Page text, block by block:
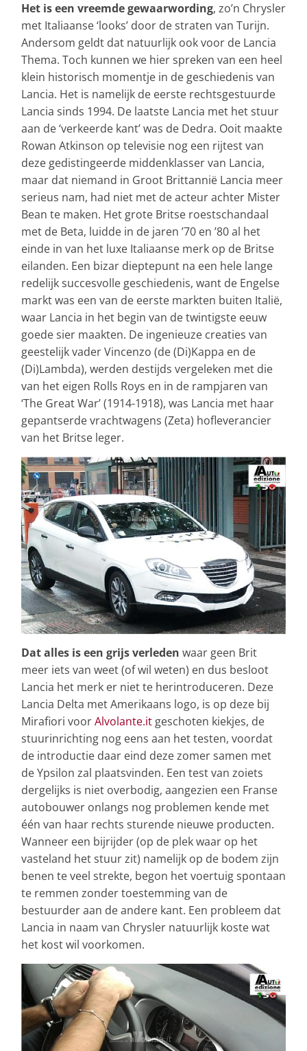
Het is een vreemde gewaarwording, zo’n Chrysler
met Italiaanse ‘looks’ door de straten van Turijn.
Andersom geldt dat natuurlijk ook voor de Lancia
Thema. Toch kunnen we hier spreken van een heel
klein historisch momentje in de geschiedenis van
Lancia. Het is namelijk de eerste rechtsgestuurde
Lancia sinds 1994. De laatste Lancia met het stuur
aan de ‘verkeerde kant’ was de Dedra. Ooit maakte
Rowan Atkinson op televisie nog een rijtest van
deze gedistingeerde middenklasser van Lancia,
maar dat niemand in Groot Brittannië Lancia meer
serieus nam, had niet met de acteur achter Mister
Bean te maken. Het grote Britse roestschandaal
met de Beta, luidde in de jaren ’70 en ’80 al het
einde in van het luxe Italiaanse merk op de Britse
eilanden. Een bizar dieptepunt na een hele lange
redelijk succesvolle geschiedenis, want de Engelse
markt was een van de eerste markten buiten Italië,
waar Lancia in het begin van de twintigste eeuw
goede sier maakten. De ingenieuze creaties van
geestelijk vader Vincenzo (de (Di)Kappa en de
(Di)Lambda), werden destijds vergeleken met die
van het eigen Rolls Roys en in de rampjaren van
‘The Great War’ (1914-1918), was Lancia met haar
gepantserde vrachtwagens (Zeta) hofleverancier
van het Britse leger.
Dat alles is een grijs verleden waar geen Brit
meer iets van weet (of wil weten) en dus besloot
Lancia het merk er niet te herintroduceren. Deze
Lancia Delta met Amerikaans logo, is op deze bij
Mirafiori voorAlvolante.it geschoten kiekjes, de
stuurinrichting nog eens aan het testen, voordat
de introductie daar eind deze zomer samen met
de Ypsilon zal plaatsvinden. Een test van zoiets
dergelijks is niet overbodig, aangezien een Franse
autobouwer onlangs nog problemen kende met
één van haar rechts sturende nieuwe producten.
Wanneer een bijrijder (op de plek waar op het
vasteland het stuur zit) namelijk op de bodem zijn
benen te veel strekte, begon het voertuig spontaan
te remmen zonder toestemming van de
bestuurder aan de andere kant. Een probleem dat
Lancia in naam van Chrysler natuurlijk koste wat
het kost wil voorkomen.